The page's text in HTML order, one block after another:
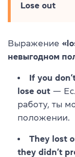
Lose out
Выражение
невыгодном
If you
lose out —
работу, ты
положении.
They lost
they didn’t